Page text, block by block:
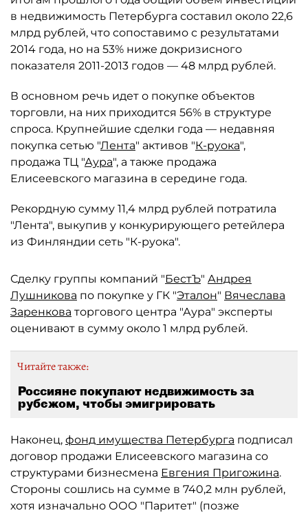
в недвижимость Петербурга составил около 22,6
млрд рублей, что сопоставимо с результатами
2014 года, но на 53% ниже докризисного
показателя 2011-2013 годов — 48 млрд рублей.
В основном речь идет о покупке объектов
торговли, на них приходится 56% в структуре
спроса. Крупнейшие сделки года — недавняя
покупка сетью "Лента" активов "К-руока",
продажа ТЦ "Аура", а также продажа
Елисеевского магазина в середине года.
Рекордную сумму 11,4 млрд рублей потратила
"Лента", выкупив у конкурирующего ретейлера
из Финляндии сеть "К-руока".
Сделку группы компаний "БестЪ" Андрея
Лушникова по покупке у ГК "Эталон" Вячеслава
Заренкова торгового центра "Аура" эксперты
оценивают в сумму около 1 млрд рублей.
Читайте также:
Россияне покупают недвижимость за
рубежом, чтобы эмигрировать
Наконец, фонд имущества Петербурга подписал
договор продажи Елисеевского магазина со
структурами бизнесмена Евгения Пригожина.
Стороны сошлись на сумме в 740,2 млн рублей,
хотя изначально ООО "Паритет" (позже